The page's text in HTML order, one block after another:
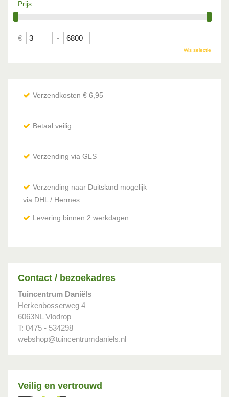
Prijs
€ -
Wis selectie
Verzendkosten € 6,95
Betaal veilig
Verzending via GLS
Verzending naar Duitsland mogelijk
via DHL / Hermes
Levering binnen 2 werkdagen
Contact / bezoekadres
Tuincentrum Daniëls
Herkenbosserweg 4
6063NL Vlodrop
T: 0475 - 534298
webshop@tuincentrumdaniels.nl
Veilig en vertrouwd